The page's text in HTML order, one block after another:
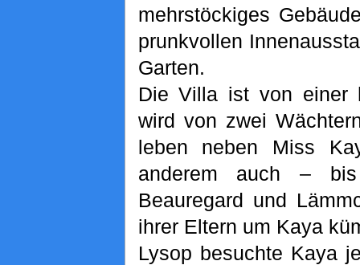
mehrstöckiges
prunkvollen
Garten.
Die Villa ist von einer
wird von zwei
leben neben Miss
anderem auch –
Beauregard und
ihrer Eltern um Kaya
Lysop besuchte Kaya